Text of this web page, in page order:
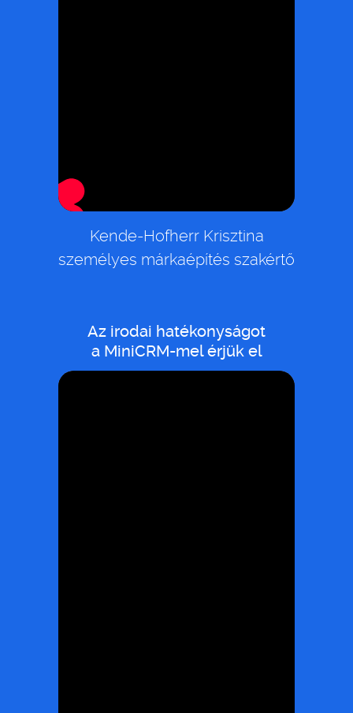
Kende-Hofherr Krisztina
személyes márkaépítés szakértő
Az irodai hatékonyságot
a MiniCRM-mel érjük el